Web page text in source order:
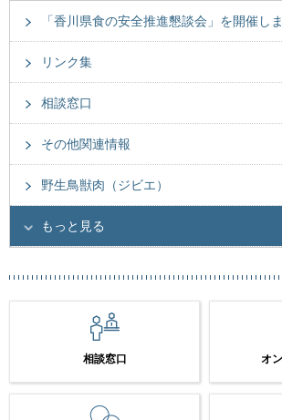
「香川県食の安全推進懇談会」を開催し
リンク集
相談窓口
その他関連情報
野生鳥獣肉（ジビエ）
もっと見る
相談窓口 オ